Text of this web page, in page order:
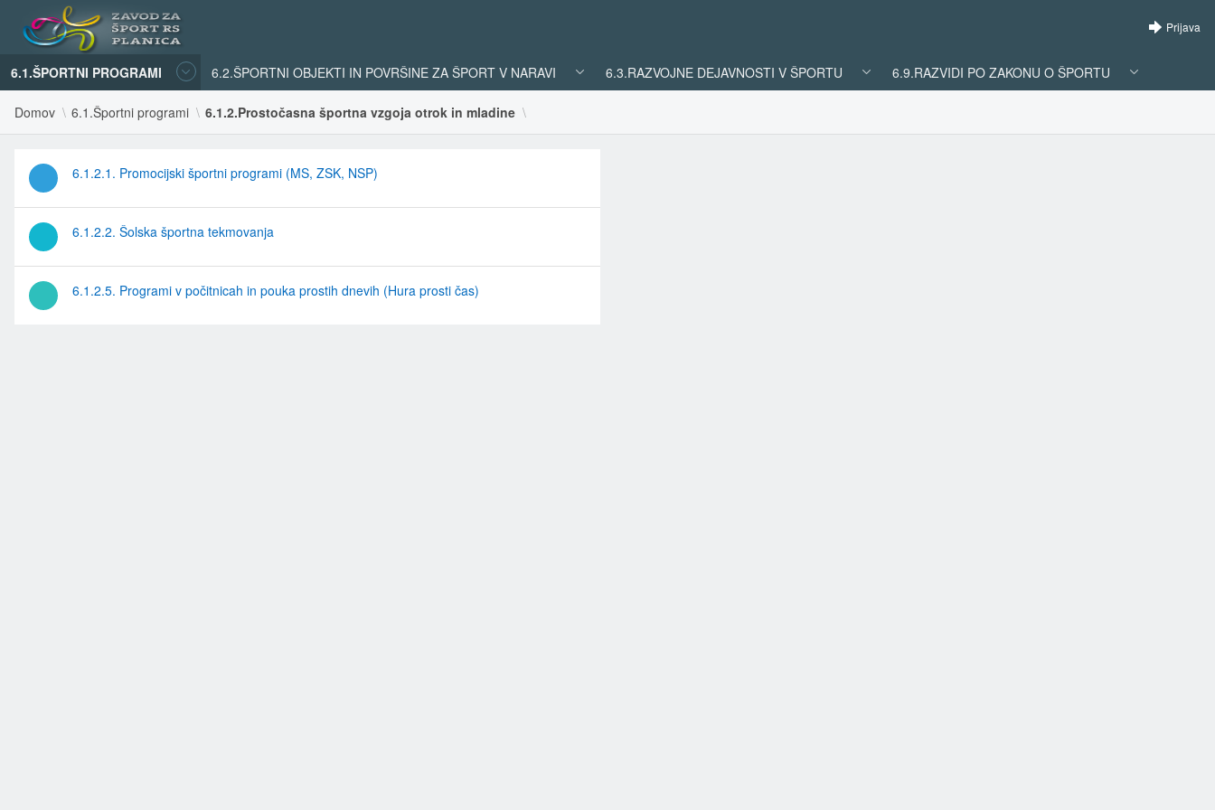
Prijava
6.1.ŠPORTNI PROGRAMI 6.2.ŠPORTNI OBJEKTI IN POVRŠINE ZA ŠPORT V NARAVI 6.3.RAZVOJNE DEJAVNOSTI V ŠPORTU 6.9.RAZVIDI PO ZAKONU O ŠPORTU
Domov 6.1.Športni programi 6.1.2.Prostočasna športna vzgoja otrok in mladine
6.1.2.1. Promocijski športni programi (MS, ZSK, NSP)
6.1.2.2. Šolska športna tekmovanja
6.1.2.5. Programi v počitnicah in pouka prostih dnevih (Hura prosti čas)